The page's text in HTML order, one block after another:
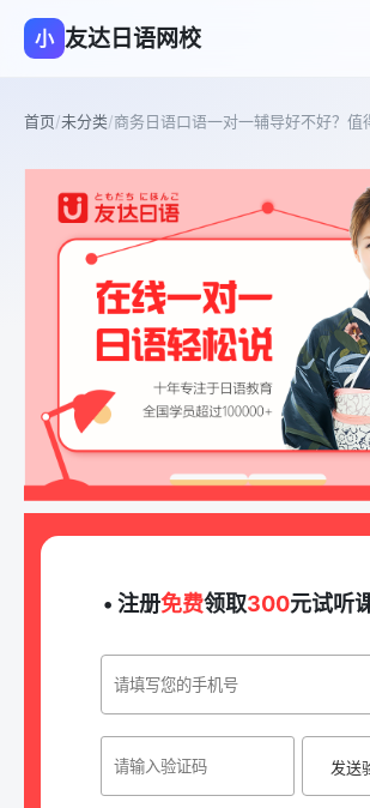
小 友达日语网校
首页/未分类/商务日语口语一对一辅导好不好？值
• 注册免费领取300元试听
发送